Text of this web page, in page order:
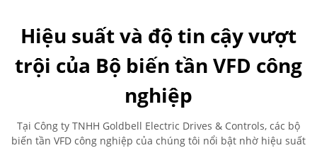
Hiệu suất và độ tin cậy vượt
trội của Bộ biến tần VFD công
nghiệp
Tại Công ty TNHH Goldbell Electric Drives & Controls, các bộ
biến tần VFD công nghiệp của chúng tôi nổi bật nhờ hiệu suất